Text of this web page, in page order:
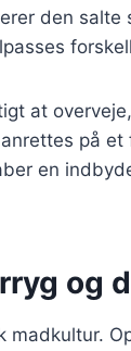
den salte
at
på
en
og
madkultur.